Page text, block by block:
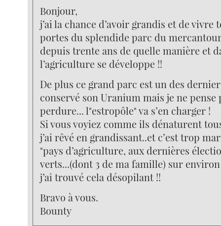
Bonjour,
j’ai la chance d’avoir grandis et de vivre
portes du splendide parc du
depuis trente ans de quelle manière et
l’agriculture se développe !!
De plus ce grand parc est un des
conservé son Uranium mais je ne pense
perdure... l"estropôle" va s’en charger !
Si vous voyiez comme ils dénaturent
j’ai rêvé en grandissant..et c’est trop
"pays d’agriculture, aux dernières
verts...(dont 3 de ma famille) sur
j’ai trouvé cela désopilant !!
Bravo à vous.
Bounty